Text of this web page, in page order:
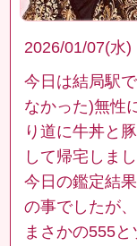
2026/01/07(水)
今日は結局駅
なかった)無性
り道に牛丼と
して帰宅しま
今日の鑑定結
の事でしたが
まさかの555